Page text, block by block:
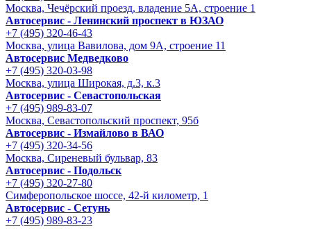
Москва, Чечёрский проезд, владение 5А, строение 1
Автосервис - Ленинский проспект в ЮЗАО
+7 (495) 320-46-43
Москва, улица Вавилова, дом 9A, строение 11
Автосервис Медведково
+7 (495) 320-03-98
Москва, улица Широкая, д.3, к.3
Автосервис - Cевастопольская
+7 (495) 989-83-07
Москва, Севастопольский проспект, 95б
Автосервис - Измайлово в ВАО
+7 (495) 320-34-56
Москва, Сиреневый бульвар, 83
Автосервис - Подольск
+7 (495) 320-27-80
Симферопольское шоссе, 42-й километр, 1
Автосервис - Сетунь
+7 (495) 989-83-23